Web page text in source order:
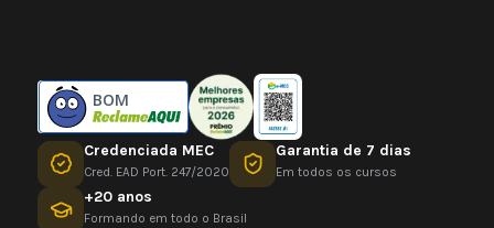
BOM
Credenciada MEC
Cred. EAD Port. 247/2020
Garantia de 7 dias
Em todos os cursos
+20 anos
Formando em todo o Brasil